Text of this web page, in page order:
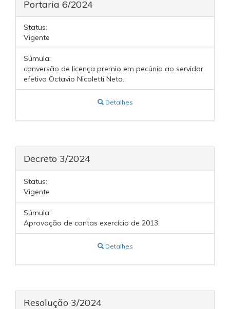
Portaria 6/2024
Status:
Vigente
Súmula:
conversão de licença premio em pecúnia ao servidor
efetivo Octavio Nicoletti Neto.
Detalhes
Decreto 3/2024
Status:
Vigente
Súmula:
Aprovação de contas exercício de 2013.
Detalhes
Resolução 3/2024